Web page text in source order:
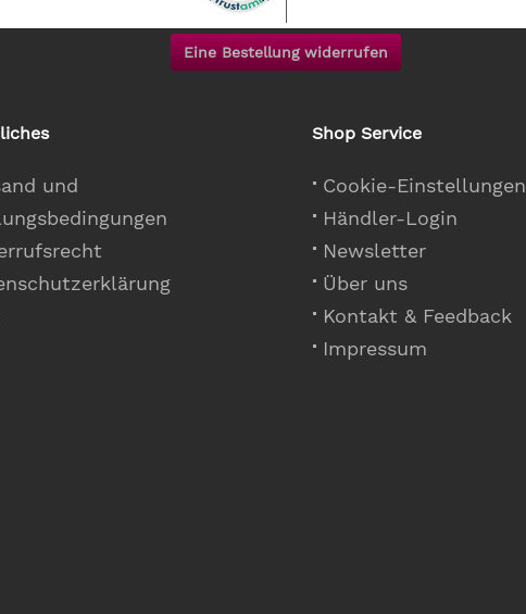
Eine Bestellung widerrufen
und
Shop Service
Cookie-Einstellungen
Händler-Login
Newsletter
Über uns
Kontakt & Feedback
Impressum